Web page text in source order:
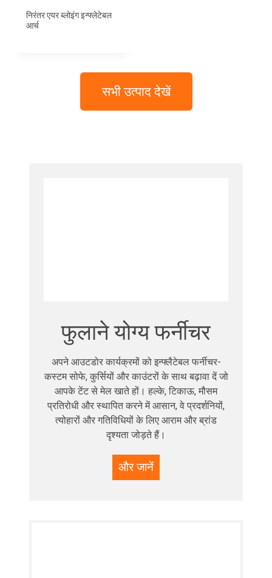
निरंतर एयर ब्लोइंग इन्फ्लेटेबल
आर्च
सभी उत्पाद देखें
फुलाने योग्य फर्नीचर
अपने आउटडोर कार्यक्रमों को इन्फ्लैटेबल फर्नीचर-
कस्टम सोफे, कुर्सियों और काउंटरों के साथ बढ़ावा दें जो
आपके टेंट से मेल खाते हों। हल्के, टिकाऊ, मौसम
प्रतिरोधी और स्थापित करने में आसान, वे प्रदर्शनियों,
त्योहारों और गतिविधियों के लिए आराम और ब्रांड
दृश्यता जोड़ते हैं।
और जानें